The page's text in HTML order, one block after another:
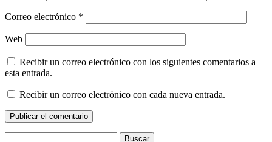
Correo electrónico *
Web
Recibir un correo electrónico con los siguientes comentarios a
esta entrada.
Recibir un correo electrónico con cada nueva entrada.